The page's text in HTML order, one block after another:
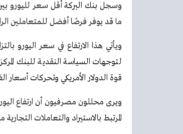
ما قد يوفر فرصًا أفضل للمتعاملين
ويأتي هذا الارتفاع في سعر اليورو
لتوجهات السياسة النقدية للبنك
قوة الدولار الأمريكي وتحركات أسعار
ويرى محللون مصرفيون أن ارتفاع
المرتبط بالاستيراد والتعاملات